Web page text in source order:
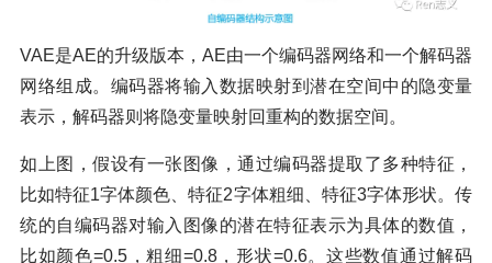
VAE是AE的升级版本，AE由一个编码器网络和一个解码器
网络组成。编码器将输入数据映射到潜在空间中的隐变量
表示，解码器则将隐变量映射回重构的数据空间。
如上图，假设有一张图像，通过编码器提取了多种特征，
比如特征1字体颜色、特征2字体粗细、特征3字体形状。传
统的自编码器对输入图像的潜在特征表示为具体的数值，
比如颜色=0.5，粗细=0.8，形状=0.6。这些数值通过解码